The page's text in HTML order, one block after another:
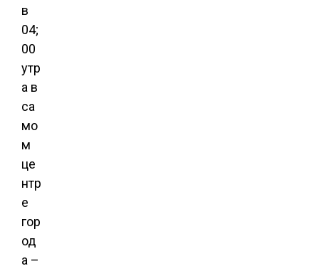
в
04;
00
утр
а в
са
мо
м
це
нтр
е
гор
од
а –